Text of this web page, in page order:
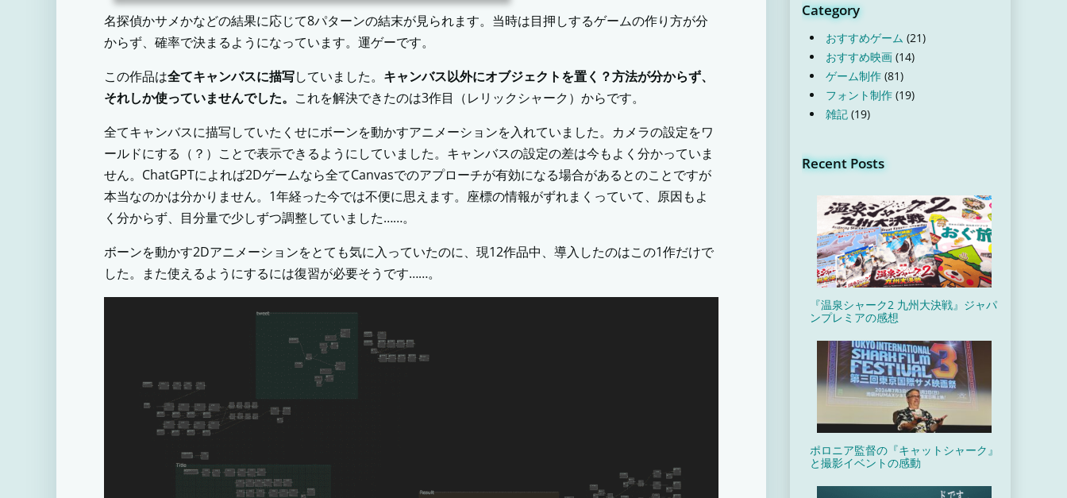
名探偵かサメかなどの結果に応じて8パターンの結末が見られます。当時は目押しするゲームの作り方が分
からず、確率で決まるようになっています。運ゲーです。
この作品は全てキャンバスに描写していました。 キャンバス以外にオブジェクトを置く？方法が分からず、
それしか使っていませんでした。 これを解決できたのは3作目（レリックシャーク）からです。
全てキャンバスに描写していたくせにボーンを動かすアニメーションを入れていました。カメラの設定をワ
ールドにする（？）ことで表示できるようにしていました。キャンバスの設定の差は今もよく分かっていま
せん。ChatGPTによれば2Dゲームなら全てCanvasでのアプローチが有効になる場合があるとのことですが
本当なのかは分かりません。1年経った今では不便に思えます。座標の情報がずれまくっていて、原因もよ
く分からず、目分量で少しずつ調整していました……。
ボーンを動かす2Dアニメーションをとても気に入っていたのに、現12作品中、導入したのはこの1作だけで
した。また使えるようにするには復習が必要そうです……。
Category
おすすめゲーム (21)
おすすめ映画 (14)
ゲーム制作 (81)
フォント制作 (19)
雑記 (19)
Recent Posts
『温泉シャーク2 九州大決戦』ジャパ
ンプレミアの感想
ポロニア監督の『キャットシャーク』
と撮影イベントの感動